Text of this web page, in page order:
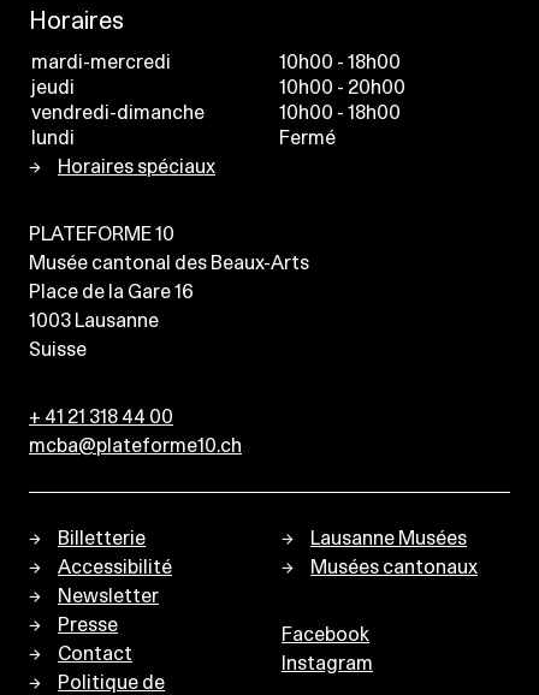
Horaires
mardi-mercredi
10h00 - 18h00
jeudi
10h00 - 20h00
vendredi-dimanche
10h00 - 18h00
lundi
Fermé
Horaires spéciaux
PLATEFORME 10
Musée cantonal des Beaux-Arts
Place de la Gare 16
1003 Lausanne
Suisse
+ 41 21 318 44 00
mcba@plateforme10.ch
Billetterie
Accessibilité
Newsletter
Presse
Contact
Politique de
Lausanne Musées
Musées cantonaux
Facebook
Instagram